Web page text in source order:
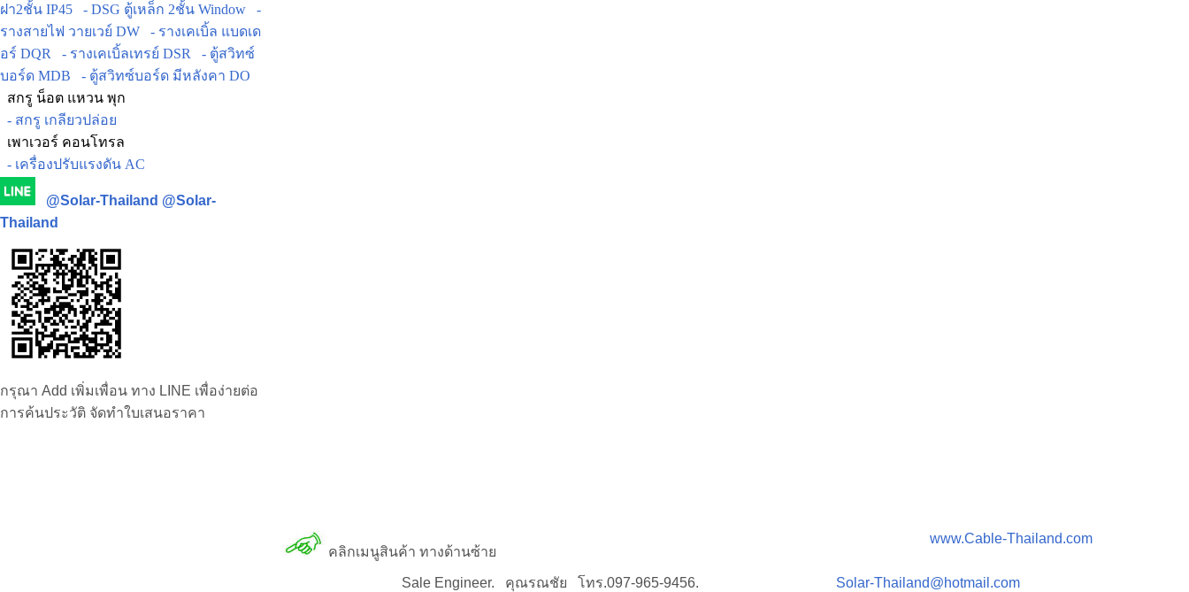
ฝา2ชั้น IP45
- DSG ตู้เหล็ก 2ชั้น Window
-
รางสายไฟ วายเวย์ DW
- รางเคเบิ้ล แบดเด
อร์ DQR
- รางเคเบิ้ลเทรย์ DSR
- ตู้สวิทซ์
บอร์ด MDB
- ตู้สวิทซ์บอร์ด มีหลังคา DO
สกรู น็อต แหวน พุก
- สกรู เกลียวปล่อย
เพาเวอร์ คอนโทรล
- เครื่องปรับแรงดัน AC
@Solar-Thailand @Solar-
Thailand
กรุณา Add เพิ่มเพื่อน ทาง LINE เพื่อง่ายต่อ
การค้นประวัติ จัดทำใบเสนอราคา
คลิกเมนูสินค้า ทางด้านซ้าย
www.Cable-Thailand.com
Sale Engineer. คุณรณชัย โทร.097-965-9456. Solar-Thailand@hotmail.com